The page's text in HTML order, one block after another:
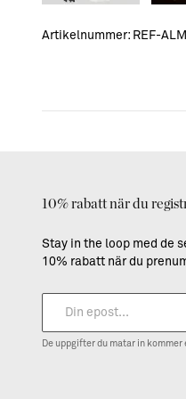
Artikelnummer: REF-
10% rabatt när du
Stay in the loop med de
10% rabatt när du
De uppgifter du matar in